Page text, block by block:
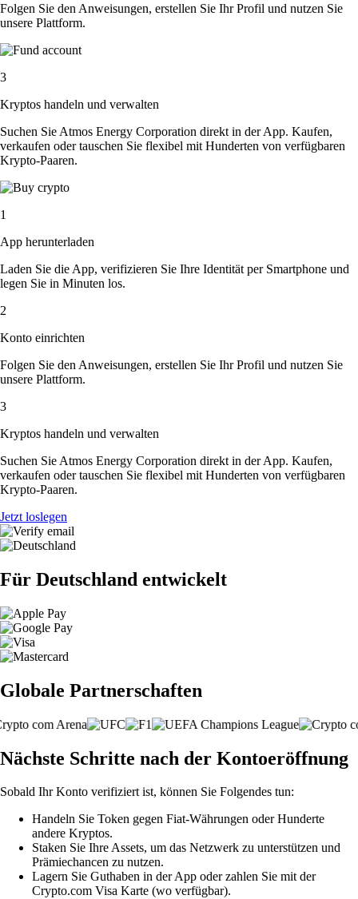
Folgen Sie den Anweisungen, erstellen Sie Ihr Profil und nutzen Sie
unsere Plattform.
3
Kryptos handeln und verwalten
Suchen Sie Atmos Energy Corporation direkt in der App. Kaufen,
verkaufen oder tauschen Sie flexibel mit Hunderten von verfügbaren
Krypto-Paaren.
1
App herunterladen
Laden Sie die App, verifizieren Sie Ihre Identität per Smartphone und
legen Sie in Minuten los.
2
Konto einrichten
Folgen Sie den Anweisungen, erstellen Sie Ihr Profil und nutzen Sie
unsere Plattform.
3
Kryptos handeln und verwalten
Suchen Sie Atmos Energy Corporation direkt in der App. Kaufen,
verkaufen oder tauschen Sie flexibel mit Hunderten von verfügbaren
Krypto-Paaren.
Jetzt loslegen
Für Deutschland entwickelt
Globale Partnerschaften
Nächste Schritte nach der Kontoeröffnung
Sobald Ihr Konto verifiziert ist, können Sie Folgendes tun:
Handeln Sie Token gegen Fiat-Währungen oder Hunderte
andere Kryptos.
Staken Sie Ihre Assets, um das Netzwerk zu unterstützen und
Prämiechancen zu nutzen.
Lagern Sie Guthaben in der App oder zahlen Sie mit der
Crypto.com Visa Karte (wo verfügbar).